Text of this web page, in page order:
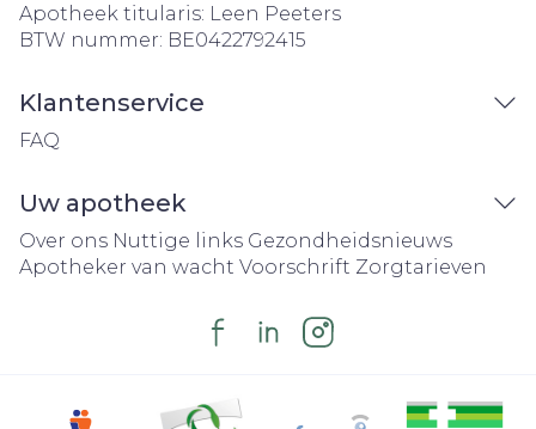
Apotheek titularis: Leen Peeters
BTW nummer: BE0422792415
Klantenservice
FAQ
Uw apotheek
Over ons Nuttige links Gezondheidsnieuws
Apotheker van wacht Voorschrift Zorgtarieven